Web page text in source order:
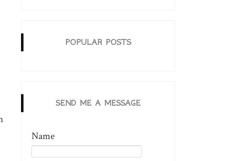
POPULAR POSTS
SEND ME A MESSAGE
Name